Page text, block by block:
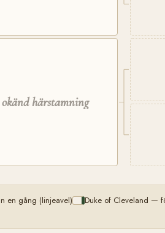
okänd härstamning
en gång (linjeavel)
Duke of Cleveland —